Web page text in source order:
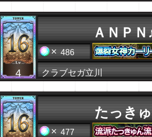
4
ＡＮＰＮ
486
クラブセガ立川
たっき
477